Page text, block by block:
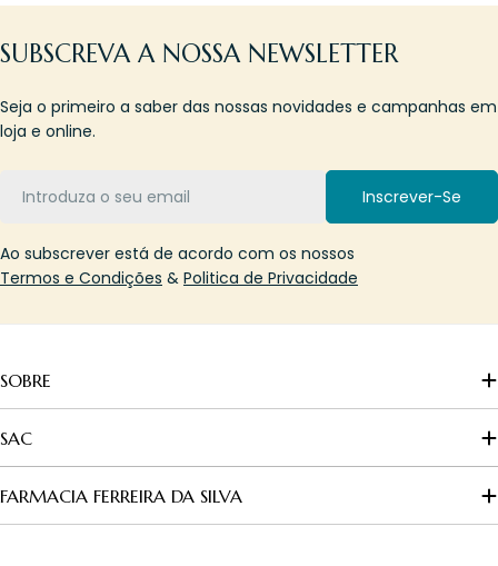
SUBSCREVA A NOSSA NEWSLETTER
Seja o primeiro a saber das nossas novidades e campanhas em
loja e online.
Inscrever-Se
Ao subscrever está de acordo com os nossos
Termos e Condições & Politica de Privacidade
SOBRE
SAC
FARMACIA FERREIRA DA SILVA